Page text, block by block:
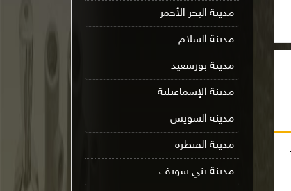
مدينة البحر الأحمر
مدينة السلام
مدينة بورسعيد
مدينة الإسماعيلية
مدينة السويس
مدينة القنطرة
مدينة بني سويف